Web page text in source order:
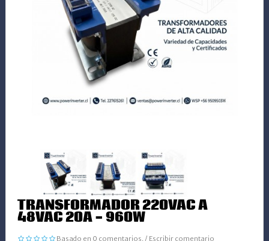
TRANSFORMADOR 220VAC A
48VAC 20A - 960W
Basado en 0 comentarios. / Escribir comentario